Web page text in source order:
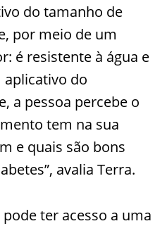
do tamanho de
por meio de um
é resistente à água e
do
a pessoa percebe o
tem na sua
e quais são bons
avalia Terra.
ter acesso a uma